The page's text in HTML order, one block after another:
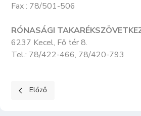
Fax : 78/501-506
RÓNASÁGI
6237 Kecel, Fő tér 8.
Tel.: 78/422-466, 78/420-793
Előző cikk: TŰZOLTÓSÁG
Előző